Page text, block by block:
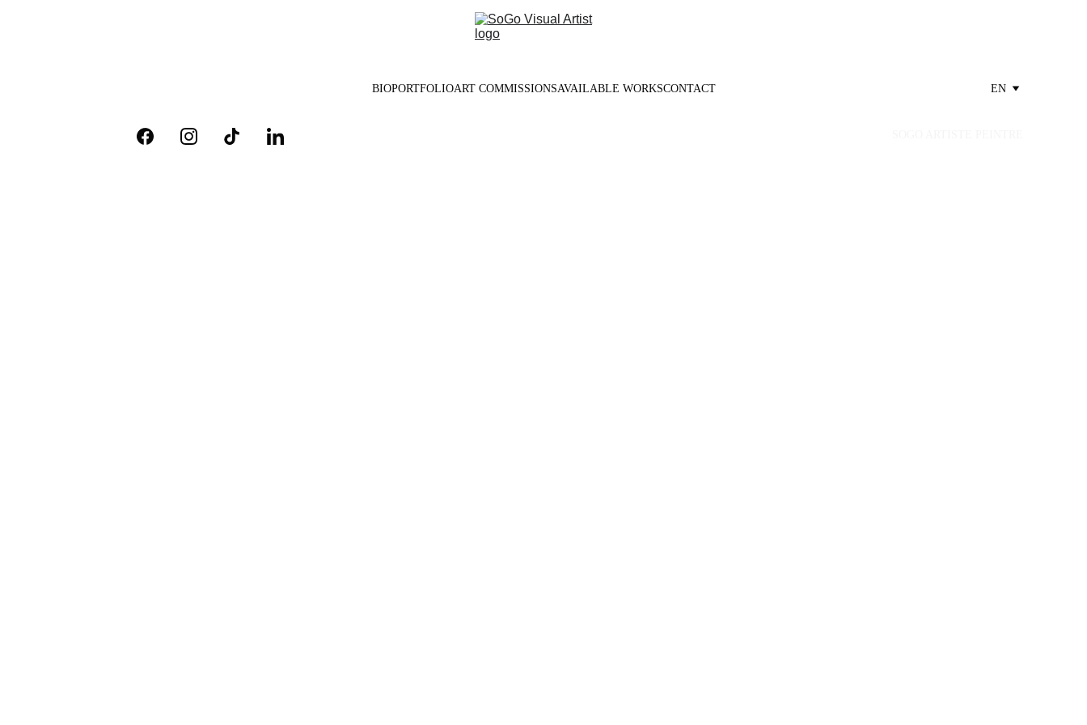
BIOPORTFOLIOART COMMISSIONSAVAILABLE WORKSCONTACT EN